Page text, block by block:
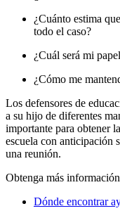
¿Cuánto estima
todo el caso?
¿Cuál será mi
¿Cómo me
Los defensores de
a su hijo de diferentes
importante para obtener
escuela con anticipación
una reunión.
Obtenga más
Dónde encontrar